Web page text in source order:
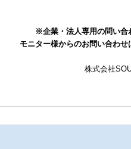
※企業・法人専用の問い合
モニター様からのお問い合わせ
株式会社